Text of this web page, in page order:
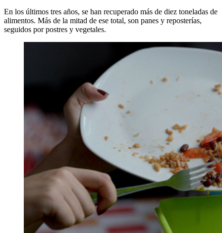
En los últimos tres años, se han recuperado más de diez toneladas de
alimentos. Más de la mitad de ese total, son panes y reposterías,
seguidos por postres y vegetales.